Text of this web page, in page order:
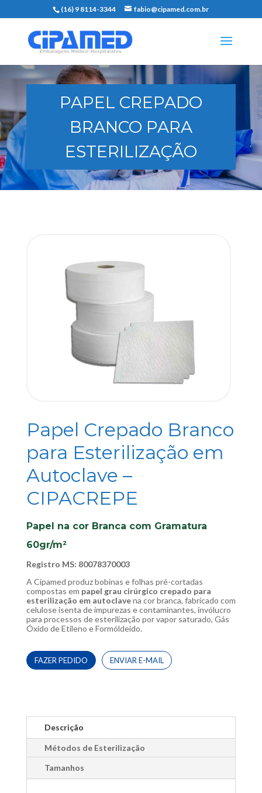
(16) 9 8114-3344 fabio@cipamed.com.br
PAPEL CREPADO
BRANCO PARA
ESTERILIZAÇÃO
Papel Crepado Branco
para Esterilização em
Autoclave –
CIPACREPE
Papel na cor Branca com Gramatura
60gr/m²
Registro MS: 80078370003
A Cipamed produz bobinas e folhas pré-cortadas
compostas em papel grau cirúrgico crepado para
esterilização em autoclavena cor branca, fabricado com
celulose isenta de impurezas e contaminantes, invólucro
para processos de esterilização por vapor saturado, Gás
Óxido de Etileno e Formóldeido.
FAZER PEDIDO ENVIAR E-MAIL
Descrição
Métodos de Esterilização
Tamanhos